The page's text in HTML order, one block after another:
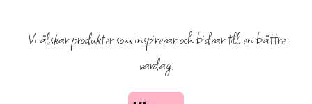
Vi älskar produkter som inspirerar och bidrar till en bättre
vardag.